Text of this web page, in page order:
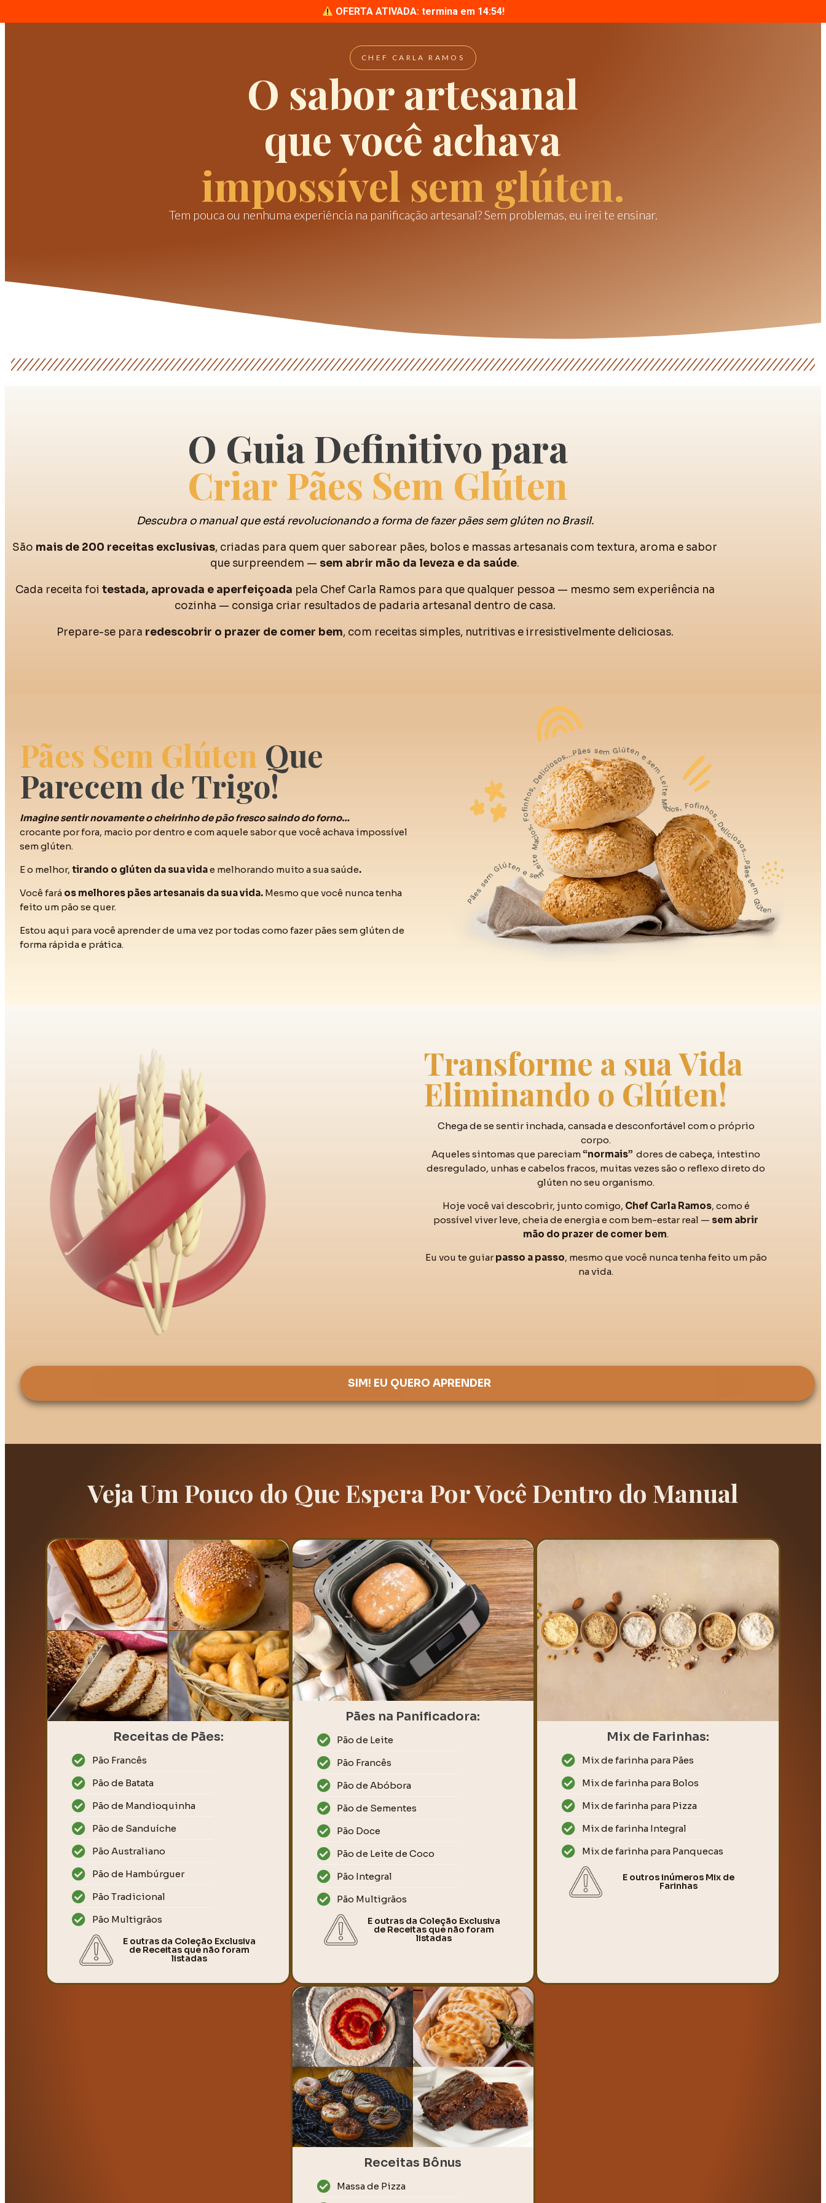
CHEF CARLA RAMOS
O sabor artesanal
que você achava
impossível sem glúten.
Tem pouca ou nenhuma experiência na panificação artesanal? Sem problemas, eu irei te ensinar.
O Guia Definitivo para
Criar Pães Sem Glúten
Descubra o manual que está revolucionando a forma de fazer pães sem glúten no Brasil.
São mais de 200 receitas exclusivas, criadas para quem quer saborear pães, bolos e massas artesanais com textura, aroma e sabor
que surpreendem — sem abrir mão da leveza e da saúde.
Cada receita foi testada, aprovada e aperfeiçoada pela Chef Carla Ramos para que qualquer pessoa — mesmo sem experiência na
cozinha — consiga criar resultados de padaria artesanal dentro de casa.
Prepare-se para redescobrir o prazer de comer bem, com receitas simples, nutritivas e irresistivelmente deliciosas.
Pães Sem Glúten Que
Parecem de Trigo!
Imagine sentir novamente o cheirinho de pão fresco saindo do forno…
crocante por fora, macio por dentro e com aquele sabor que você achava impossível
sem glúten.
E o melhor, tirando o glúten da sua vidae melhorando muito a sua saúde.
Você fará os melhores pães artesanais da sua vida. Mesmo que você nunca tenha
feito um pão se quer.
Estou aqui para você aprender de uma vez por todas como fazer pães sem glúten de
forma rápida e prática.
Transforme a sua Vida
Eliminando o Glúten!
Chega de se sentir inchada, cansada e desconfortável com o próprio
corpo.
Aqueles sintomas que pareciam“normais” dores de cabeça, intestino
desregulado, unhas e cabelos fracos, muitas vezes são o reflexo direto do
glúten no seu organismo.
Hoje você vai descobrir, junto comigo, Chef Carla Ramos, como é
possível viver leve, cheia de energia e com bem-estar real — sem abrir
mão do prazer de comer bem.
Eu vou te guiarpasso a passo, mesmo que você nunca tenha feito um pão
na vida.
SIM! EU QUERO APRENDER
Veja Um Pouco do Que Espera Por Você Dentro do Manual
Receitas de Pães:
Pão Francês
Pão de Batata
Pão de Mandioquinha
Pão de Sanduíche
Pão Australiano
Pão de Hambúrguer
Pão Tradicional
Pão Multigrãos
E outras da Coleção Exclusiva
de Receitas que não foram
listadas
Pães na Panificadora:
Pão de Leite
Pão Francês
Pão de Abóbora
Pão de Sementes
Pão Doce
Pão de Leite de Coco
Pão Integral
Pão Multigrãos
E outras da Coleção Exclusiva
de Receitas que não foram
listadas
Mix de Farinhas:
Mix de farinha para Pães
Mix de farinha para Bolos
Mix de farinha para Pizza
Mix de farinha Integral
Mix de farinha para Panquecas
E outros inúmeros Mix de
Farinhas
Receitas Bônus
Massa de Pizza
OFERTA ATIVADA: termina em 14:52!